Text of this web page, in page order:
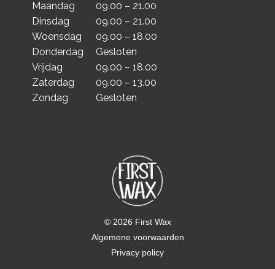
Maandag
09.00 – 21.00
Dinsdag
09.00 – 21.00
Woensdag
09.00 – 18.00
Donderdag
Gesloten
Vrijdag
09.00 – 18.00
Zaterdag
09.00 – 13.00
Zondag
Gesloten
© 2026 First Wax
Algemene voorwaarden
Privacy policy